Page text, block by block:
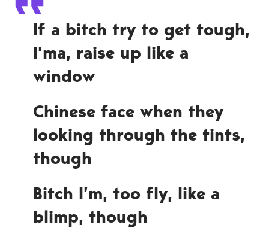
If a bitch try to get tough,
I’ma, raise up like a
window
Chinese face when they
looking through the tints,
though
Bitch I’m, too fly, like a
blimp, though